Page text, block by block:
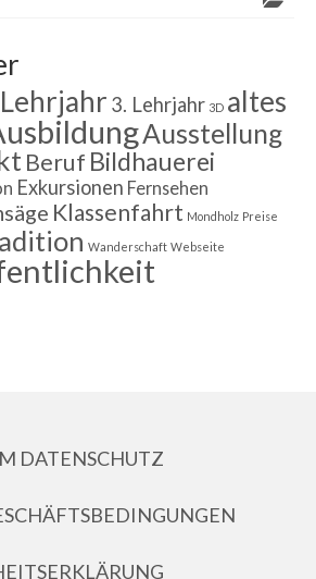
3. Lehrjahr 3D altes
Ausstellung
Beruf Bildhauerei
Exkursionen Fernsehen
Klassenfahrt Mondholz Preise
Wanderschaft Webseite
DATENSCHUTZ